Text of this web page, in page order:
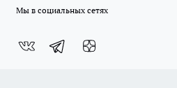
Мы в социальных сетях